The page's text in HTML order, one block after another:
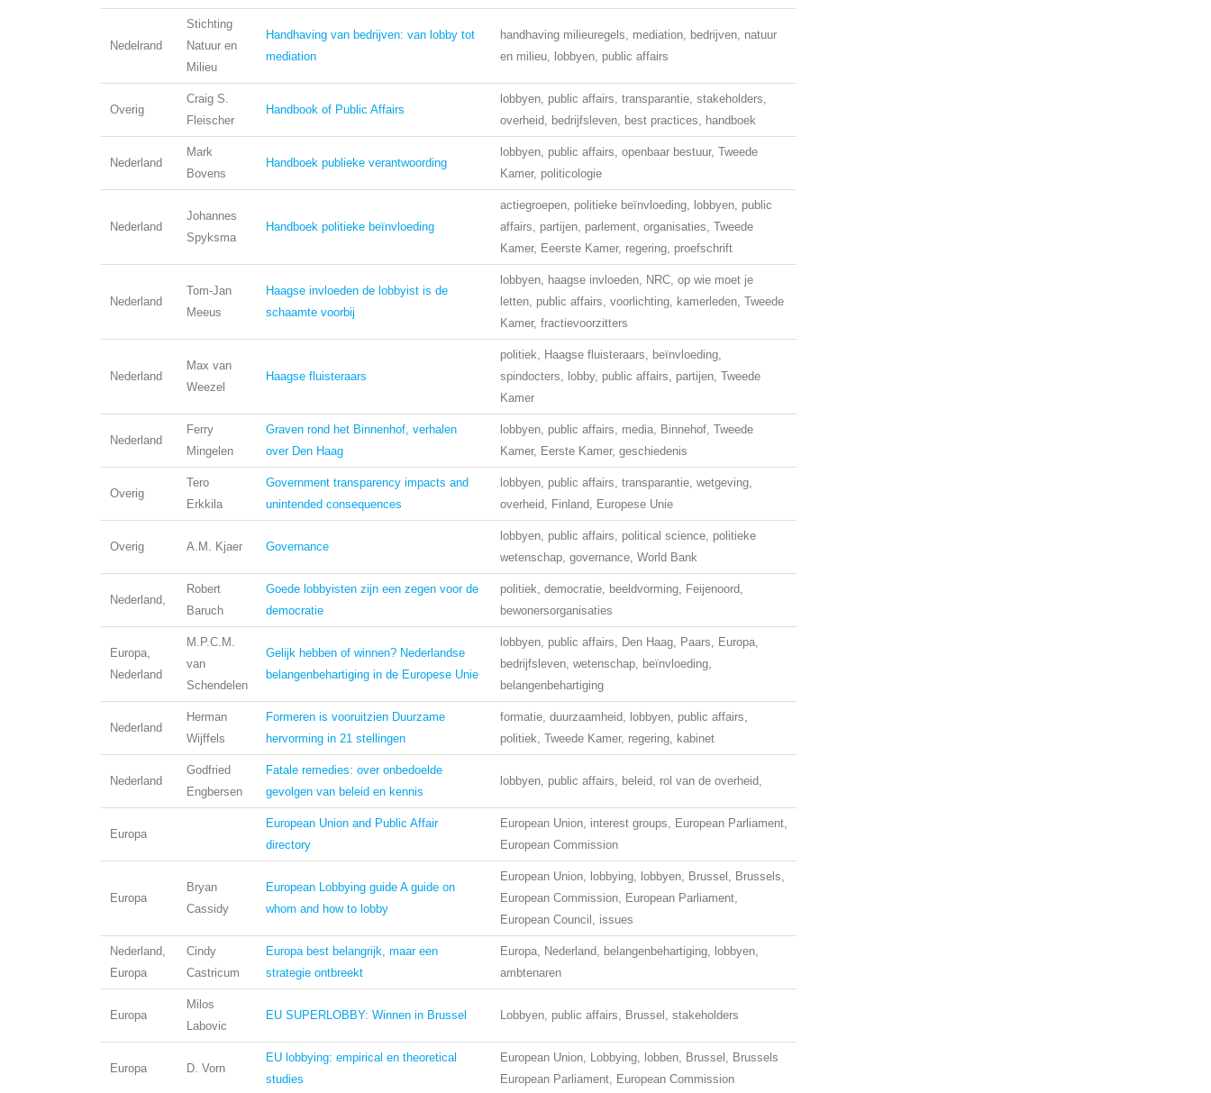
Nedelrand
Stichting
Natuur en
Milieu
Handhaving van bedrijven: van lobby tot
mediation
handhaving milieuregels, mediation, bedrijven, natuur
en milieu, lobbyen, public affairs
Overig
Craig S.
Fleischer
Handbook of Public Affairs
lobbyen, public affairs, transparantie, stakeholders,
overheid, bedrijfsleven, best practices, handboek
Nederland
Mark
Bovens
Handboek publieke verantwoording
lobbyen, public affairs, openbaar bestuur, Tweede
Kamer, politicologie
Nederland
Johannes
Spyksma
Handboek politieke beïnvloeding
actiegroepen, politieke beïnvloeding, lobbyen, public
affairs, partijen, parlement, organisaties, Tweede
Kamer, Eeerste Kamer, regering, proefschrift
Nederland
Tom-Jan
Meeus
Haagse invloeden de lobbyist is de
schaamte voorbij
lobbyen, haagse invloeden, NRC, op wie moet je
letten, public affairs, voorlichting, kamerleden, Tweede
Kamer, fractievoorzitters
Nederland
Max van
Weezel
Haagse fluisteraars
politiek, Haagse fluisteraars, beïnvloeding,
spindocters, lobby, public affairs, partijen, Tweede
Kamer
Nederland
Ferry
Mingelen
Graven rond het Binnenhof, verhalen
over Den Haag
lobbyen, public affairs, media, Binnehof, Tweede
Kamer, Eerste Kamer, geschiedenis
Overig
Tero
Erkkila
Government transparency impacts and
unintended consequences
lobbyen, public affairs, transparantie, wetgeving,
overheid, Finland, Europese Unie
Overig A.M. Kjaer Governance
lobbyen, public affairs, political science, politieke
wetenschap, governance, World Bank
Nederland,
Robert
Baruch
Goede lobbyisten zijn een zegen voor de
democratie
politiek, democratie, beeldvorming, Feijenoord,
bewonersorganisaties
Europa,
Nederland
M.P.C.M.
van
Schendelen
Gelijk hebben of winnen? Nederlandse
belangenbehartiging in de Europese Unie
lobbyen, public affairs, Den Haag, Paars, Europa,
bedrijfsleven, wetenschap, beïnvloeding,
belangenbehartiging
Nederland
Herman
Wijffels
Formeren is vooruitzien Duurzame
hervorming in 21 stellingen
formatie, duurzaamheid, lobbyen, public affairs,
politiek, Tweede Kamer, regering, kabinet
Nederland
Godfried
Engbersen
Fatale remedies: over onbedoelde
gevolgen van beleid en kennis
lobbyen, public affairs, beleid, rol van de overheid,
Europa
European Union and Public Affair
directory
European Union, interest groups, European Parliament,
European Commission
Europa
Bryan
Cassidy
European Lobbying guide A guide on
whom and how to lobby
European Union, lobbying, lobbyen, Brussel, Brussels,
European Commission, European Parliament,
European Council, issues
Nederland,
Europa
Cindy
Castricum
Europa best belangrijk, maar een
strategie ontbreekt
Europa, Nederland, belangenbehartiging, lobbyen,
ambtenaren
Europa
Milos
Labovic
EU SUPERLOBBY: Winnen in Brussel Lobbyen, public affairs, Brussel, stakeholders
Europa D. Vorn
EU lobbying: empirical en theoretical
studies
European Union, Lobbying, lobben, Brussel, Brussels
European Parliament, European Commission